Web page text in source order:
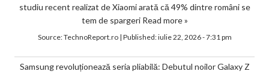
studiu recent realizat de Xiaomi arată că 49% dintre români se
tem de spargeri Read more »
Source:TechnoReport.ro| Published:iulie 22, 2026 - 7:31 pm
Samsung revoluționează seria pliabilă: Debutul noilor Galaxy Z